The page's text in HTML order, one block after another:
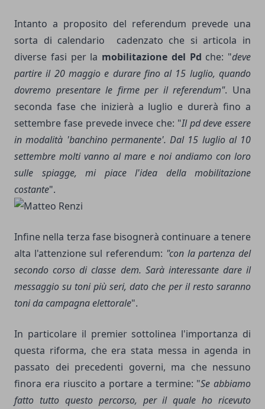
Intanto a proposito del referendum prevede una
sorta di calendario cadenzato che si articola in
diverse fasi per la mobilitazione del Pd che: "deve
partire il 20 maggio e durare fino al 15 luglio, quando
dovremo presentare le firme per il referendum". Una
seconda fase che inizierà a luglio e durerà fino a
settembre fase prevede invece che: "Il pd deve essere
in modalità 'banchino permanente'. Dal 15 luglio al 10
settembre molti vanno al mare e noi andiamo con loro
sulle spiagge, mi piace l'idea della mobilitazione
costante".
Infine nella terza fase bisognerà continuare a tenere
alta l'attenzione sul referendum: "con la partenza del
secondo corso di classe dem. Sarà interessante dare il
messaggio su toni più seri, dato che per il resto saranno
toni da campagna elettorale".
In particolare il premier sottolinea l'importanza di
questa riforma, che era stata messa in agenda in
passato dei precedenti governi, ma che nessuno
finora era riuscito a portare a termine: "Se abbiamo
fatto tutto questo percorso, per il quale ho ricevuto